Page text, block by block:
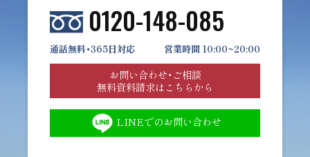
0120-148-085
通話無料・365日対応 営業時間 10:00~20:00
お問い合わせ・ご相談
無料資料請求はこちらから
LINEでのお問い合わせ